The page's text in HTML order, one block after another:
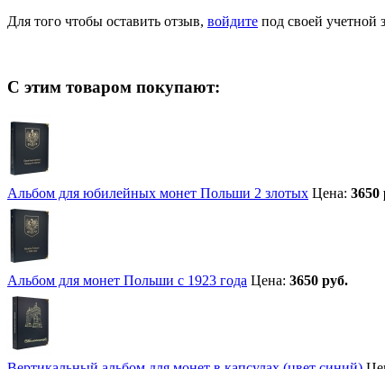
Для того чтобы оставить отзыв, войдите под своей учетной
С этим товаром покупают:
Альбом для юбилейных монет Польши 2 злотых Цена: 3650
Альбом для монет Польши с 1923 года Цена: 3650 руб.